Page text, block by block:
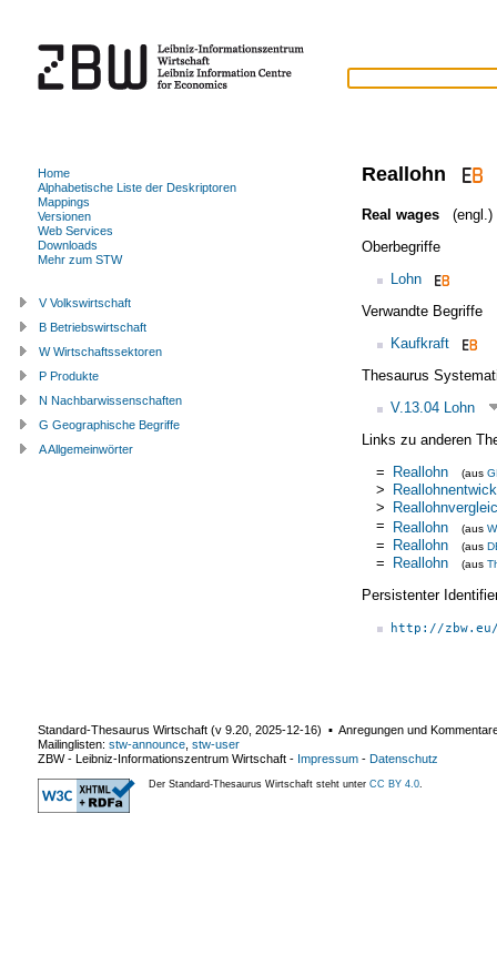
Reallohn
Real wages
(engl.)
Oberbegriffe
Lohn
Verwandte Begriffe
Kaufkraft
Thesaurus
V.13.04 Lohn
Links zu anderen
= Reallohn (aus
>
>
= Reallohn (aus
= Reallohn (aus
= Reallohn (aus
Persistenter
http://
Home
Alphabetische Liste der Deskriptoren
Mappings
Versionen
Web Services
Downloads
Mehr zum STW
V Volkswirtschaft
B Betriebswirtschaft
W Wirtschaftssektoren
P Produkte
N Nachbarwissenschaften
G Geographische Begriffe
A Allgemeinwörter
Standard-Thesaurus Wirtschaft (v 9.20 2025-12-16) ▪ Anregungen und
Mailinglisten: stw-announce stw-user
ZBW - Leibniz-Informationszentrum Wirtschaft - Impressum - Datenschutz
Der Standard-Thesaurus Wirtschaft steht unter CC BY 4.0